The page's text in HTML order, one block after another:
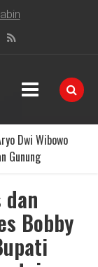
Dwi Wibowo
Gunung
Bobby